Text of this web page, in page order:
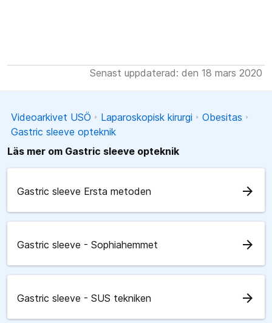
Senast uppdaterad: den 18 mars 2020
Videoarkivet USÖ Laparoskopisk kirurgi
Obesitas
Gastric sleeve opteknik
Läs mer om Gastric sleeve opteknik
Gastric sleeve Ersta metoden arrow_forward
Gastric sleeve - Sophiahemmet arrow_forward
Gastric sleeve - SUS tekniken arrow_forward